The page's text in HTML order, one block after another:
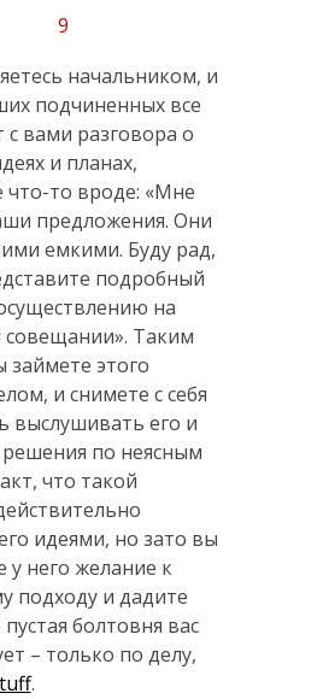
начальником, и
подчиненных все
вами разговора о
и планах,
что-то вроде: «Мне
предложения. Они
емкими. Буду рад,
подробный
на
Таким
займете этого
и снимете с себя
выслушивать его и
по неясным
что такой
идеями, но зато вы
у него желание к
подходу и дадите
болтовня вас
– только по делу,
.